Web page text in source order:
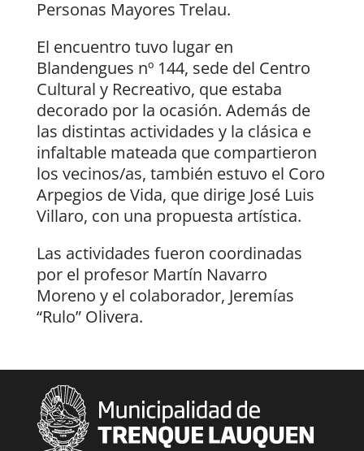
Personas Mayores Trelau.
El encuentro tuvo lugar en
Blandengues nº 144, sede del Centro
Cultural y Recreativo, que estaba
decorado por la ocasión. Además de
las distintas actividades y la clásica e
infaltable mateada que compartieron
los vecinos/as, también estuvo el Coro
Arpegios de Vida, que dirige José Luis
Villaro, con una propuesta artística.
Las actividades fueron coordinadas
por el profesor Martín Navarro
Moreno y el colaborador, Jeremías
“Rulo” Olivera.